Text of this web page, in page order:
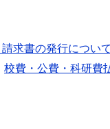
求書の発行について
校費・公費・科研費